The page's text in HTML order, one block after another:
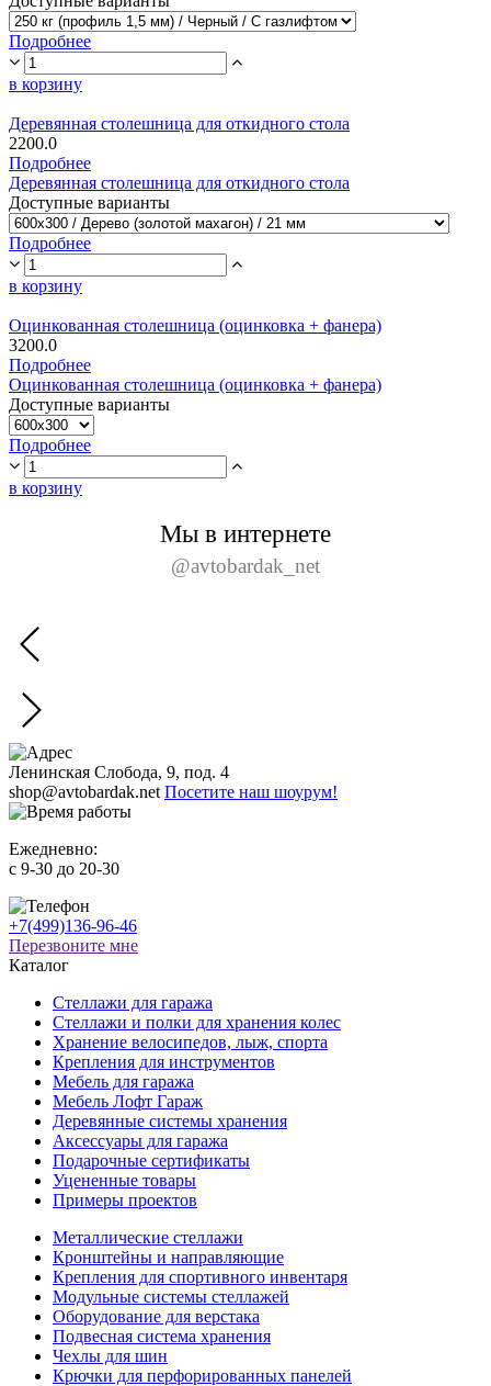
Подробнее
в корзину
Деревянная столешница для откидного стола
2200.0
Подробнее
Деревянная столешница для откидного стола
Доступные варианты
Подробнее
в корзину
Оцинкованная столешница (оцинковка + фанера)
3200.0
Подробнее
Оцинкованная столешница (оцинковка + фанера)
Доступные варианты
Подробнее
в корзину
Мы в интернете
@avtobardak_net
Ленинская Слобода, 9, под. 4
shop@avtobardak.net Посетите наш шоурум!
Ежедневно:
c 9-30 до 20-30
+7(499)136-96-46
Перезвоните мне
Каталог
Стеллажи для гаража
Стеллажи и полки для хранения колес
Хранение велосипедов, лыж, спорта
Крепления для инструментов
Мебель для гаража
Мебель Лофт Гараж
Деревянные системы хранения
Аксессуары для гаража
Подарочные сертификаты
Уцененные товары
Примеры проектов
Металлические стеллажи
Кронштейны и направляющие
Крепления для спортивного инвентаря
Модульные системы стеллажей
Оборудование для верстака
Подвесная система хранения
Чехлы для шин
Крючки для перфорированных панелей